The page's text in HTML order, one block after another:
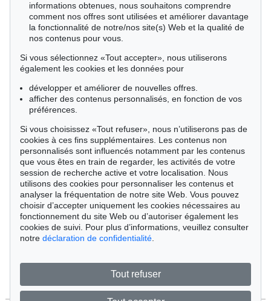
Vente 610 - lot 426000322
Marc Chagall
Chagall Lithographe. Bde. 1-3 ,1960
Estimation:€ 1,000
informations obtenues, nous souhaitons comprendre
comment nos offres sont utilisées et améliorer davantage
la fonctionnalité de notre/nos site(s) Web et la qualité de
nos contenus pour vous.
Si vous sélectionnez «Tout accepter», nous utiliserons
également les cookies et les données pour
développer et améliorer de nouvelles offres.
afficher des contenus personnalisés, en fonction de vos
préférences.
Si vous choisissez «Tout refuser», nous n’utiliserons pas de
cookies à ces fins supplémentaires. Les contenus non
personnalisés sont influencés notamment par les contenus
que vous êtes en train de regarder, les activités de votre
session de recherche active et votre localisation. Nous
utilisons des cookies pour personnaliser les contenus et
analyser la fréquentation de notre site Web. Vous pouvez
choisir d’accepter uniquement les cookies nécessaires au
fonctionnement du site Web ou d’autoriser également les
cookies de suivi. Pour plus d’informations, veuillez consulter
notre déclaration de confidentialité
Tout refuser